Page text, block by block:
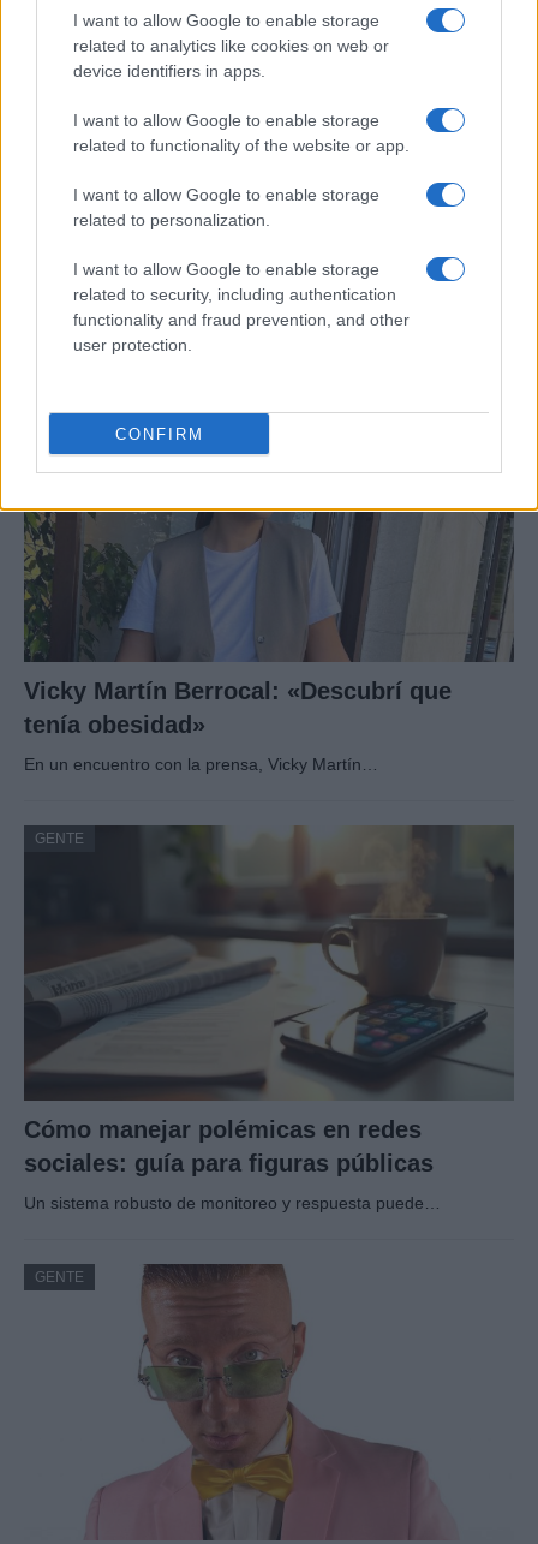
I want to allow Google to enable storage
related to analytics like cookies on web or
device identifiers in apps.
I want to allow Google to enable storage
related to functionality of the website or app.
I want to allow Google to enable storage
related to personalization.
I want to allow Google to enable storage
related to security, including authentication
functionality and fraud prevention, and other
user protection.
CONFIRM
Risto Mejide, pillado con su nueva novia:
“Ya no se esconden”
Han pillado al presentador Risto Mejide y a…
Vicky Martín Berrocal: «Descubrí que
tenía obesidad»
En un encuentro con la prensa, Vicky Martín…
GENTE
Cómo manejar polémicas en redes
sociales: guía para figuras públicas
Un sistema robusto de monitoreo y respuesta puede…
GENTE